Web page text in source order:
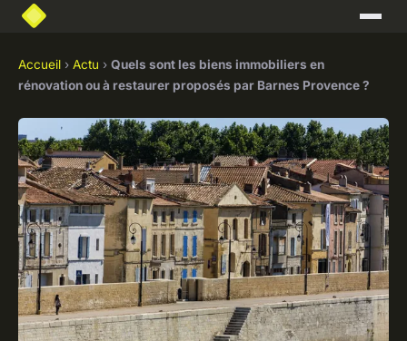
Accueil › Actu › Quels sont les biens immobiliers en
rénovation ou à restaurer proposés par Barnes Provence ?